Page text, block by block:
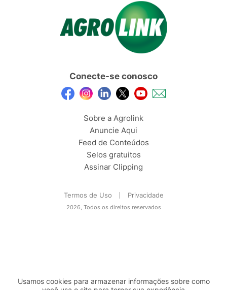
Conecte-se conosco
Sobre a Agrolink
Anuncie Aqui
Feed de Conteúdos
Selos gratuitos
Assinar Clipping
Termos de Uso Privacidade
2026, Todos os direitos reservados
Usamos cookies para armazenar informações sobre como